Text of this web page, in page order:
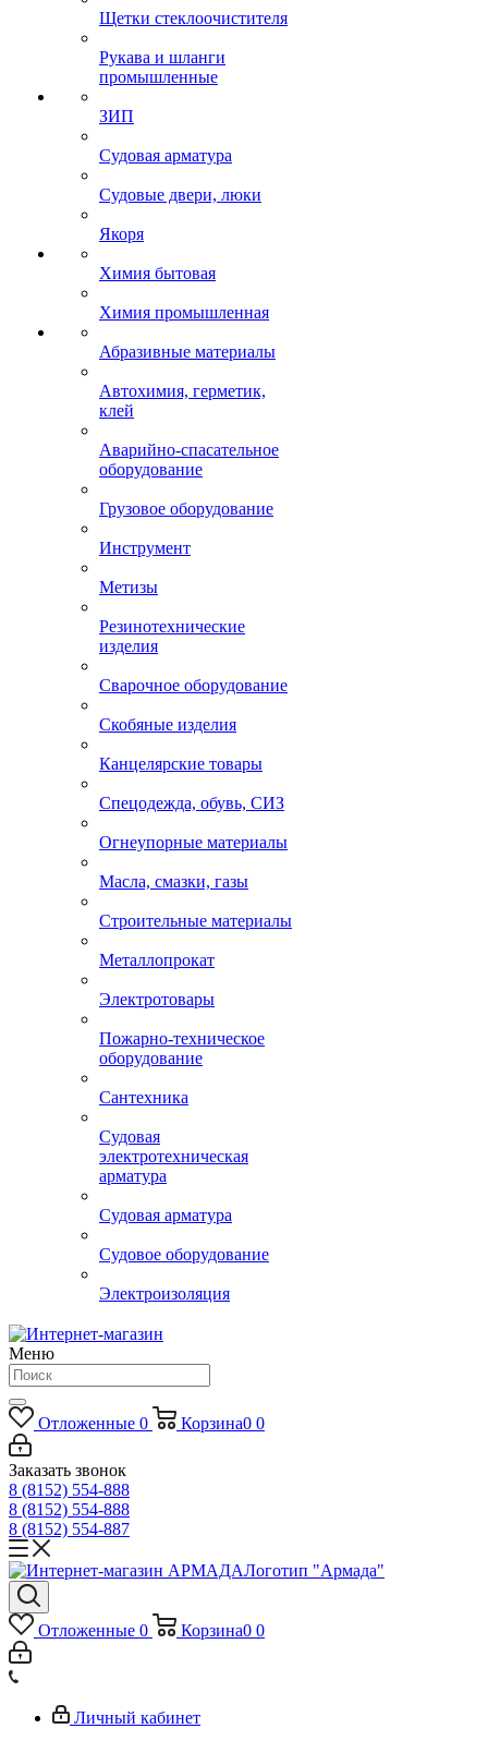
Щетки стеклоочистителя
Рукава и шланги
промышленные
ЗИП
Судовая арматура
Судовые двери, люки
Якоря
Химия бытовая
Химия промышленная
Абразивные материалы
Автохимия, герметик,
клей
Аварийно-спасательное
оборудование
Грузовое оборудование
Инструмент
Метизы
Резинотехнические
изделия
Сварочное оборудование
Скобяные изделия
Канцелярские товары
Спецодежда, обувь, СИЗ
Огнеупорные материалы
Масла, смазки, газы
Строительные материалы
Металлопрокат
Электротовары
Пожарно-техническое
оборудование
Сантехника
Судовая
электротехническая
арматура
Судовая арматура
Судовое оборудование
Электроизоляция
Меню
Отложенные 0 Корзина0 0
Заказать звонок
8 (8152) 554-888
8 (8152) 554-888
8 (8152) 554-887
Логотип "Армада"
Отложенные 0 Корзина0 0
Личный кабинет